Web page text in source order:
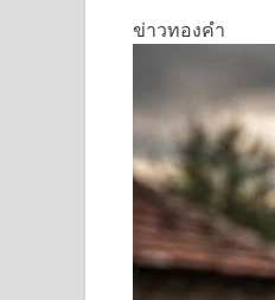
ข่าวทองคำ